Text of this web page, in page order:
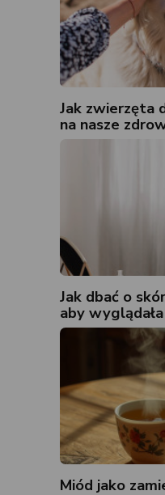
Jak zwierzęta
na nasze
Jak dbać o
aby
Miód jako